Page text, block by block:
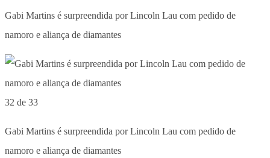
Gabi Martins é surpreendida por Lincoln Lau com pedido de
namoro e aliança de diamantes
32 de 33
Gabi Martins é surpreendida por Lincoln Lau com pedido de
namoro e aliança de diamantes